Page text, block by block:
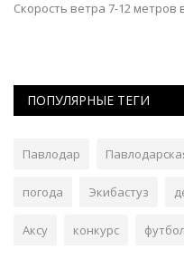
Скорость ветра 7-12 метров
ПОПУЛЯРНЫЕ ТЕГИ
Павлодар
погода Экибастуз
Аксу конкурс футбол